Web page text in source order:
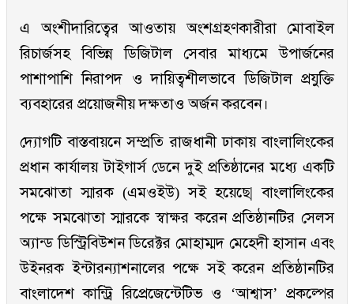
এ অংশীদারিত্বের আওতায় অংশগ্রহণকারীরা মোবাইল
রিচার্জসহ বিভিন্ন ডিজিটাল সেবার মাধ্যমে উপার্জনের
পাশাপাশি নিরাপদ ও দায়িত্বশীলভাবে ডিজিটাল প্রযুক্তি
ব্যবহারের প্রয়োজনীয় দক্ষতাও অর্জন করবেন।
দ্যোগটি বাস্তবায়নে সম্প্রতি রাজধানী ঢাকায় বাংলালিংকের
প্রধান কার্যালয় টাইগার্স ডেনে দুই প্রতিষ্ঠানের মধ্যে একটি
সমঝোতা স্মারক (এমওইউ) সই হয়েছে| বাংলালিংকের
পক্ষে সমঝোতা স্মারকে স্বাক্ষর করেন প্রতিষ্ঠানটির সেলস
অ্যান্ড ডিস্ট্রিবিউশন ডিরেক্টর মোহাম্মদ মেহেদী হাসান এবং
উইনরক ইন্টারন্যাশনালের পক্ষে সই করেন প্রতিষ্ঠানটির
বাংলাদেশ কান্ট্রি রিপ্রেজেন্টেটিভ ও ‘আশ্বাস’ প্রকল্পের